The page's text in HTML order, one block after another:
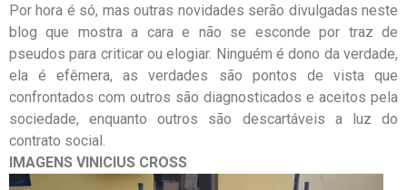
Por hora é só, mas outras novidades serão divulgadas neste
blog que mostra a cara e não se esconde por traz de
pseudos para criticar ou elogiar. Ninguém é dono da verdade,
ela é efêmera, as verdades são pontos de vista que
confrontados com outros são diagnosticados e aceitos pela
sociedade, enquanto outros são descartáveis a luz do
contrato social.
IMAGENS VINICIUS CROSS